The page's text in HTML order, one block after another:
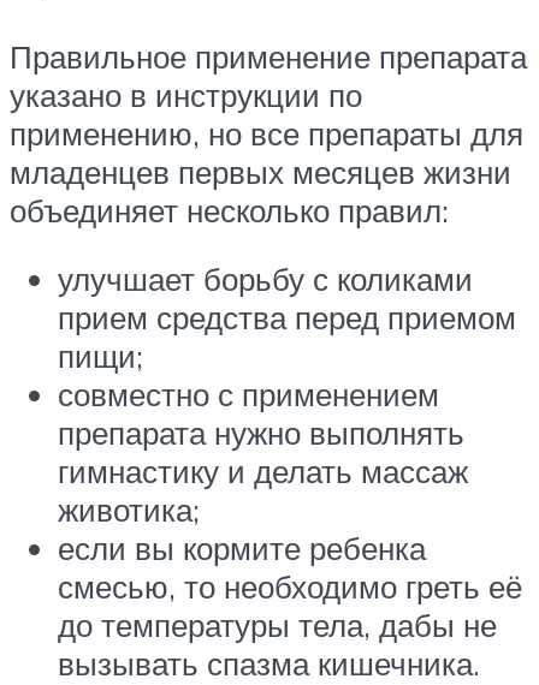
Правильное применение препарата
указано в инструкции по
применению, но все препараты для
младенцев первых месяцев жизни
объединяет несколько правил:
улучшает борьбу с коликами
прием средства перед приемом
пищи;
совместно с применением
препарата нужно выполнять
гимнастику и делать массаж
животика;
если вы кормите ребенка
смесью, то необходимо греть её
до температуры тела, дабы не
вызывать спазма кишечника.